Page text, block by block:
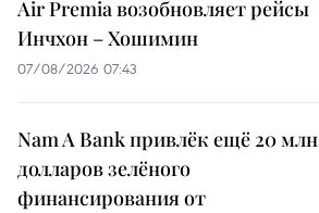
Air Premia возобновляет рейсы
Инчхон – Хошимин
07/08/2026 07:43
Nam A Bank привлёк ещё 20 млн
долларов зелёного
финансирования от